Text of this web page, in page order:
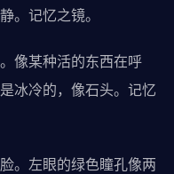
。记忆之镜。
像某种活的东西在呼
冰冷的，像石头。记忆
左眼的绿色瞳孔像两